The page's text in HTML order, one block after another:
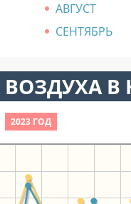
АВГУСТ
СЕНТЯБРЬ
В
2023 ГОД